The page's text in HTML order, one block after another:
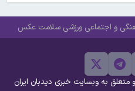
و اجتماعی ورزشی سلامت عکس
به وبسایت خبری دیدبان ایران